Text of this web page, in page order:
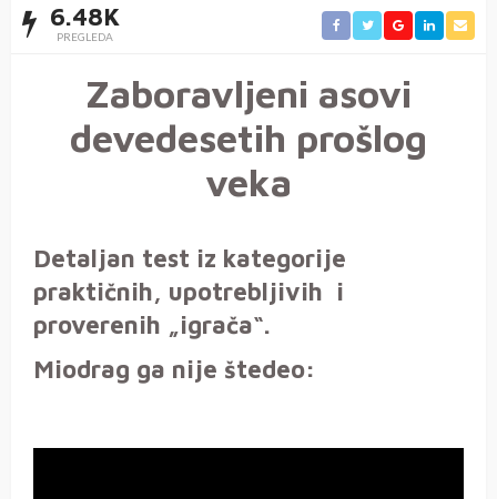
6.48K
PREGLEDA
Zaboravljeni asovi
devedesetih prošlog
veka
Detaljan test iz kategorije
praktičnih, upotrebljivih i
proverenih „igrača“.
Miodrag ga nije štedeo: